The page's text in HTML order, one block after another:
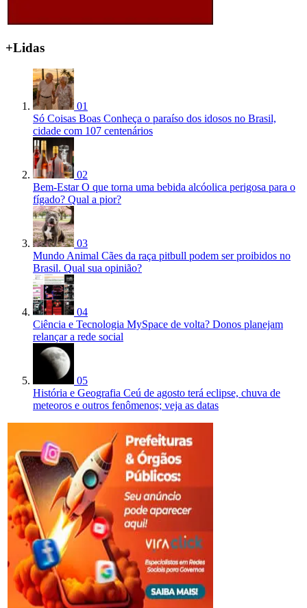
+Lidas
01
Só Coisas Boas Conheça o paraíso dos idosos no Brasil,
cidade com 107 centenários
02
Bem-Estar O que torna uma bebida alcóolica perigosa para o
fígado? Qual a pior?
03
Mundo Animal Cães da raça pitbull podem ser proibidos no
Brasil. Qual sua opinião?
04
Ciência e Tecnologia MySpace de volta? Donos planejam
relançar a rede social
05
História e Geografia Ceú de agosto terá eclipse, chuva de
meteoros e outros fenômenos; veja as datas